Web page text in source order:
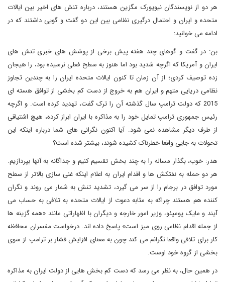
هر دو از نویسندگان نیویورک مگزین هستند، درباره تنش های اخیر بین ایالات
متحده و ایران و احتمال درگیری نظامی بین این دو گفت و گویی داشتند که در
ادامه می خوانید:
بن: در گفت و گوهای چند هفته پیش برخی از پوشش های خبری تنش های
ایران و آمریکا که اگرچه شدید بود اما هنوز به سطح فعلی نرسیده بود، را هیجان
زده توصیف کردی؛ از آن زمان تا کنون ایالات متحده ایران را به چندین تجاوز
نظامی دریایی متهم و ایران هم به خروج از دست کم بخشی از توافق هسته ای
2015 که دولت ترامپ سال گذشته آن را ترک گفت، تهدید کرده است. و اگرچه
رئیس جمهوری ترامپ تمایل خود را به مذاکره با ایران ابراز کرده، هیچ اشتیاقی
از طرف دیگر مشاهده نمی شود. آیا اکنون نگرانی های شما درباره اینکه این
تحولات به جایی واقعا خطرناک کشیده شوند، بیشتر شده است؟
هدر: خوب، بگذار مساله را به چند بخش تقسیم کنیم و جداگانه به آنها بپردازیم.
هر دو حمله به نفتکش ها و اقدام ایران به اعلام اینکه غنی سازی بالاتر از سطح
مورد توافق در برجام را از سر می گیرد، تشدید تنش به شمار می روند و نگران
کننده هم هستند چراکه به مثابه دعوت از ایالات متحده به تلافی به حساب می
آیند و مایک پومپئو، وزیر امور خارجه و دیگران با اظهاراتی مانند «همه گزینه ها
از جمله اقدام نظامی روی میز است» پاسخ داده اند. درخواست مفسران محافظه
کار برای تلافی واقعا نگرانم می کند چون به معنای افزایش فشار بر ترامپ از سوی
بخشی از گروه خود اوست.
در همین حال، به نظر می رسد که دست کم بخش هایی از دولت ایران به مذاکره